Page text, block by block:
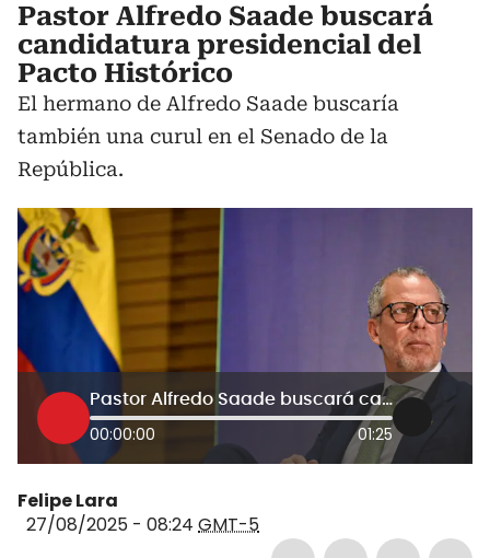
Pastor Alfredo Saade buscará
candidatura presidencial del
Pacto Histórico
El hermano de Alfredo Saade buscaría
también una curul en el Senado de la
República.
Pastor Alfredo Saade buscará candidatura presidencial del Pacto Histórico
00:00:00 01:25
Felipe Lara
27/08/2025 - 08:24 GMT-5